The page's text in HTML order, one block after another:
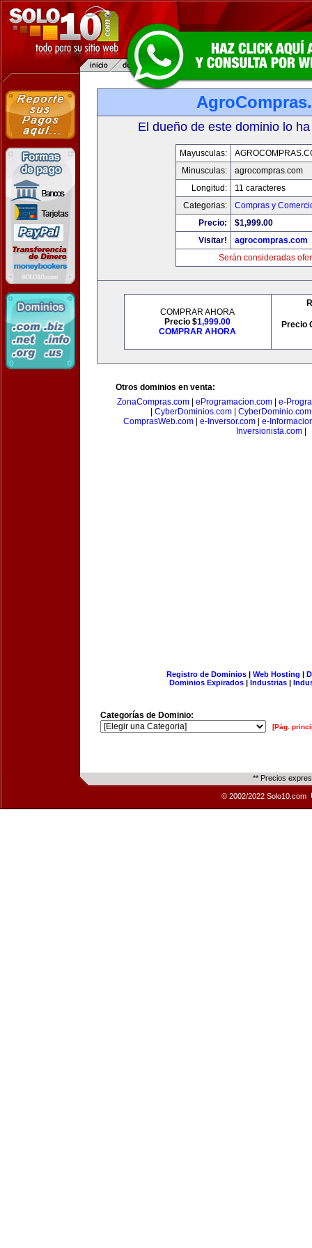
El dueño de este dominio lo
Mayusculas:
Minusculas:
agrocompras.com
Longitud:
11 caracteres
Categorias:
Compras y
Precio:
$1,999.00
Visitar!
agrocompras.com
Serán consideradas
COMPRAR AHORA
Precio $1,999.00
COMPRAR AHORA
Precio
Otros dominios en venta:
ZonaCompras.com
eProgramacion.com
e-
CyberDominios.com| CyberDominio.com
ComprasWeb.com
e-Inversor.com
e-
Inversionista.com|
Registro de Dominios| Web Hosting |
Dominios Expirados | Industrias |
Categorías de Dominio:
[Pág.
** Precios
© 2002/2022 Solo10.com